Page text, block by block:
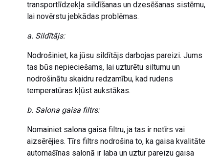
transportlīdzekļa sildīšanas un dzesēšanas sistēmu,
lai novērstu jebkādas problēmas.
a. Sildītājs:
Nodrošiniet, ka jūsu sildītājs darbojas pareizi. Jums
tas būs nepieciešams, lai uzturētu siltumu un
nodrošinātu skaidru redzamību, kad rudens
temperatūras kļūst aukstākas.
b. Salona gaisa filtrs:
Nomainiet salona gaisa filtru, ja tas ir netīrs vai
aizsērējies. Tīrs filtrs nodrošina to, ka gaisa kvalitāte
automašīnas salonā ir laba un uztur pareizu gaisa